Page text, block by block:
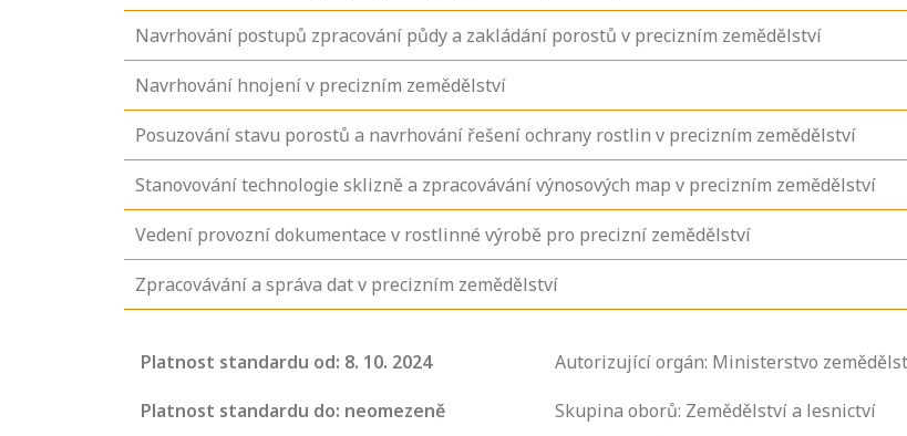
Navrhování postupů zpracování půdy a zakládání porostů v precizním zemědělství
Navrhování hnojení v precizním zemědělství
Posuzování stavu porostů a navrhování řešení ochrany rostlin v precizním zemědělství
Stanovování technologie sklizně a zpracovávání výnosových map v precizním zemědělství
Vedení provozní dokumentace v rostlinné výrobě pro precizní zemědělství
Zpracovávání a správa dat v precizním zemědělství
Platnost standardu od: 8. 10. 2024
Platnost standardu do: neomezeně
Autorizující orgán: Ministerstvo
Skupina oborů: Zemědělství a lesnictví
seznam
kvalifikací. Víte,
Zjistěte, jak se
zkoušce a kde